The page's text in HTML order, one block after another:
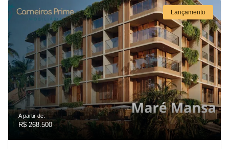
Lançamento
A partir de:
R$ 268.500